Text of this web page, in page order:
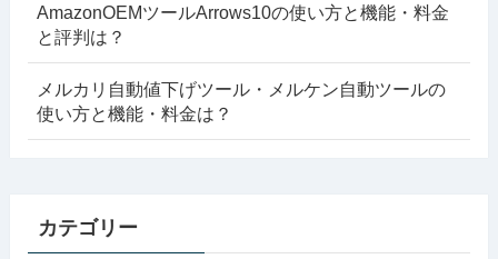
AmazonOEMツールArrows10の使い方と機能・料金
と評判は？
メルカリ自動値下げツール・メルケン自動ツールの
使い方と機能・料金は？
カテゴリー